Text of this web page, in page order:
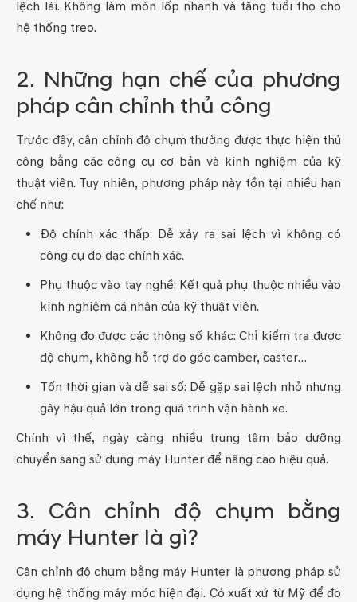
lệch lái. Không làm mòn lốp nhanh và tăng tuổi thọ cho
hệ thống treo.
2. Những hạn chế của phương
pháp cân chỉnh thủ công
Trước đây, cân chỉnh độ chụm thường được thực hiện thủ
công bằng các công cụ cơ bản và kinh nghiệm của kỹ
thuật viên. Tuy nhiên, phương pháp này tồn tại nhiều hạn
chế như:
Độ chính xác thấp: Dễ xảy ra sai lệch vì không có
công cụ đo đạc chính xác.
Phụ thuộc vào tay nghề: Kết quả phụ thuộc nhiều vào
kinh nghiệm cá nhân của kỹ thuật viên.
Không đo được các thông số khác: Chỉ kiểm tra được
độ chụm, không hỗ trợ đo góc camber, caster…
Tốn thời gian và dễ sai số: Dễ gặp sai lệch nhỏ nhưng
gây hậu quả lớn trong quá trình vận hành xe.
Chính vì thế, ngày càng nhiều trung tâm bảo dưỡng
chuyển sang sử dụng máy Hunter để nâng cao hiệu quả.
3. Cân chỉnh độ chụm bằng
máy Hunter là gì?
Cân chỉnh độ chụm bằng máy Hunter là phương pháp sử
dụng hệ thống máy móc hiện đại. Có xuất xứ từ Mỹ để đo